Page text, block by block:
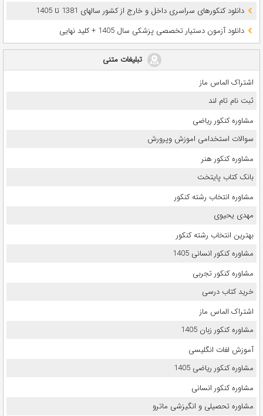
دانلود کنکورهای سراسری داخل و خارج از کشور سالهای 1381 تا 1405
دانلود آزمون دستیار تخصصی پزشکی سال 1405 + کلید نهایی
تبلیغات متنی
اشتراک الماس ماز
ثبت نام تام لند
مشاوره کنکور ریاضی
سوالات استخدامی اموزش وپرورش
مشاوره کنکور هنر
بانک کتاب پایتخت
مشاوره انتخاب رشته کنکور
مهدی یحیوی
بهترین انتخاب رشته کنکور
مشاوره کنکور انسانی 1405
مشاوره کنکور تجربی
خرید کتاب درسی
اشتراک الماس ماز
مشاوره کنکور زبان 1405
آموزش لغات انگلیسی
مشاوره کنکور ریاضی 1405
مشاوره کنکور انسانی
مشاوره تحصیلی و انگیزشی ماترو